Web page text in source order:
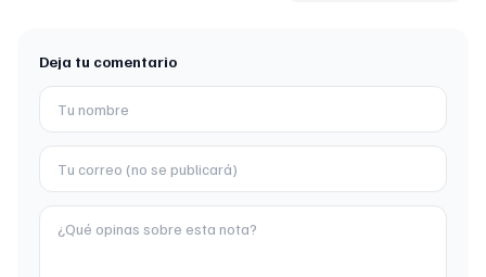
Deja tu comentario